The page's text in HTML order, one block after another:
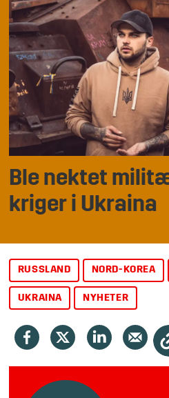
Ble nektet
kriger i Ukraina
RUSSLAND NORD-KOREA
UKRAINA NYHETER